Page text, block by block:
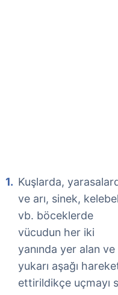
Kuşlarda,
ve arı, sinek,
vb. böceklerde
vücudun her iki
yanında yer alan ve
yukarı aşağı
ettirildikçe uçmayı